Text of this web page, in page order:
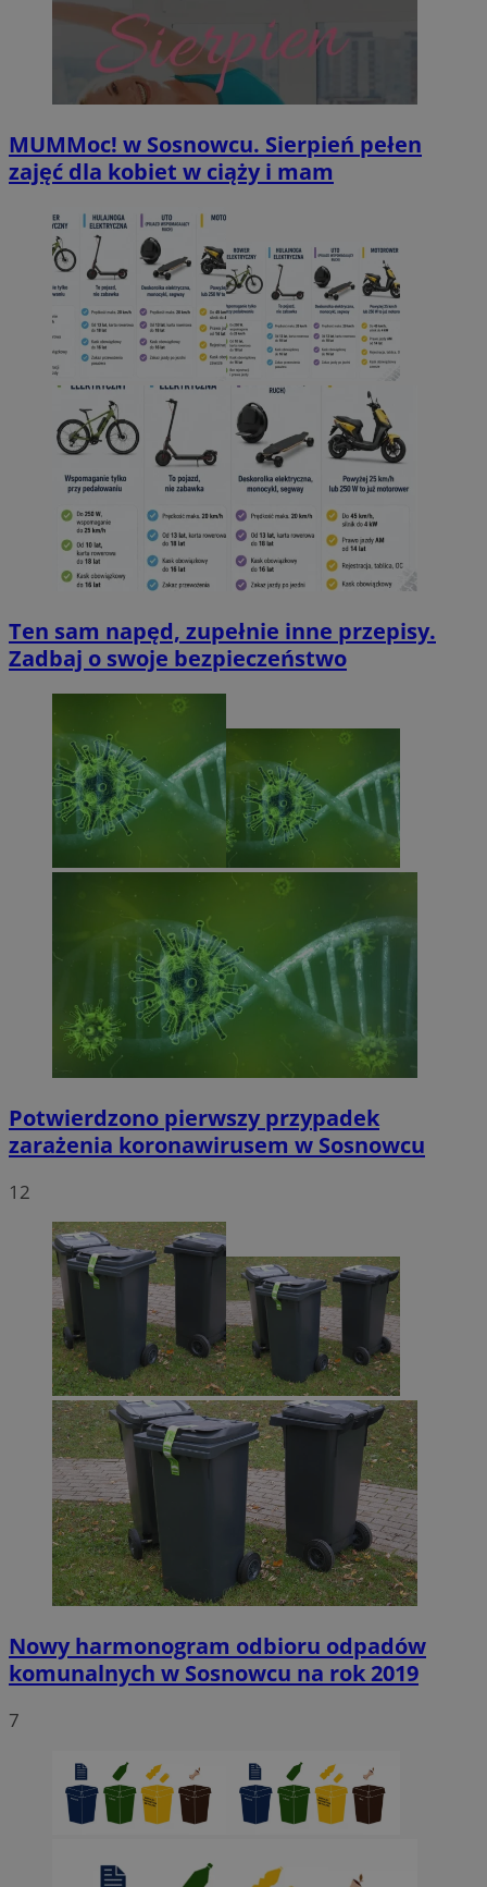
MUMMoc! w Sosnowcu. Sierpień pełen
zajęć dla kobiet w ciąży i mam
Ten sam napęd, zupełnie inne przepisy.
Zadbaj o swoje bezpieczeństwo
Potwierdzono pierwszy przypadek
zarażenia koronawirusem w Sosnowcu
12
Nowy harmonogram odbioru odpadów
komunalnych w Sosnowcu na rok 2019
7